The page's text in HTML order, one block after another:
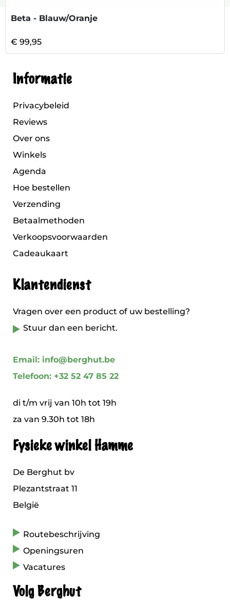
Beta - Blauw/Oranje
€ 99,95
Informatie
Privacybeleid
Reviews
Over ons
Winkels
Agenda
Hoe bestellen
Verzending
Betaalmethoden
Verkoopsvoorwaarden
Cadeaukaart
Klantendienst
Vragen over een product of uw bestelling?
Stuur dan een bericht.
Email: info@berghut.be
Telefoon: +32 52 47 85 22
di t/m vrij van 10h tot 19h
za van 9.30h tot 18h
Fysieke winkel Hamme
De Berghut bv
Plezantstraat 11
België
Routebeschrijving
Openingsuren
Vacatures
Volg Berghut